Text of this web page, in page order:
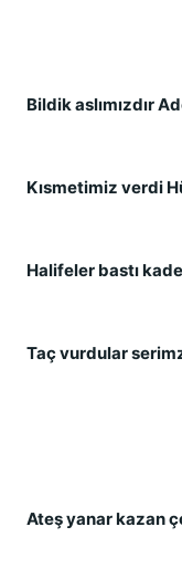
Bildik aslımızdır
Kısmetimiz verdi
Halifeler bastı
Taç vurdular
Ateş yanar kazan